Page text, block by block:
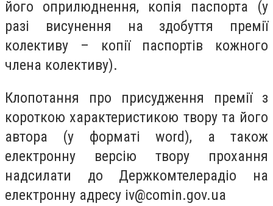
його оприлюднення, копія паспорта (у
разі висунення на здобуття премії
колективу – копії паспортів кожного
члена колективу).
Клопотання про присудження премії з
короткою характеристикою твору та його
автора (у форматі word), а також
електронну версію твору прохання
надсилати до Держкомтелерадіо на
електронну адресу iv@comin.gov.ua